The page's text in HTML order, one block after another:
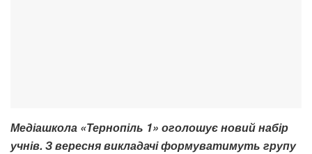
Медіашкола «Тернопіль 1» оголошує новий набір
учнів. З вересня викладачі формуватимуть групу